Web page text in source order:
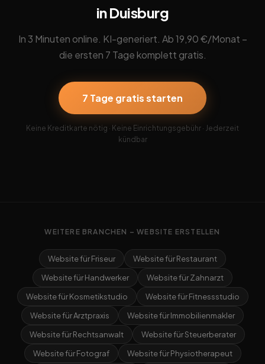
in Duisburg
In 3 Minuten online. KI-generiert. Ab 19,90 €/Monat –
die ersten 7 Tage komplett gratis.
7 Tage gratis starten
Keine Kreditkarte nötig · Keine Einrichtungsgebühr · Jederzeit
kündbar
WEITERE BRANCHEN – WEBSITE ERSTELLEN
Website für Friseur
Website für Restaurant
Website für Handwerker
Website für Zahnarzt
Website für Kosmetikstudio
Website für Fitnessstudio
Website für Arztpraxis
Website für Immobilienmakler
Website für Rechtsanwalt
Website für Steuerberater
Website für Fotograf
Website für Physiotherapeut